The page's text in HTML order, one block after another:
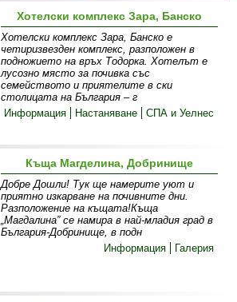
Хотелски комплекс Зара, Банско
Хотелски комплекс Зара, Банско е
четиризвезден комплекс, разположен в
подножието на връх Тодорка. Хотелът е
лусозно място за почивка със
семейството и приятелите в ски
столицата на България – г
Информация
Настаняване СПА и Уелнес
Къща Магделина, Добринище
Добре Дошли! Тук ще намерите уют и
приятно изкарване на почивните дни.
Разположение на къщата!Къща
„Магдалина” се намира в най-младия град в
България-Добринище, в подн
Информация
Галерия